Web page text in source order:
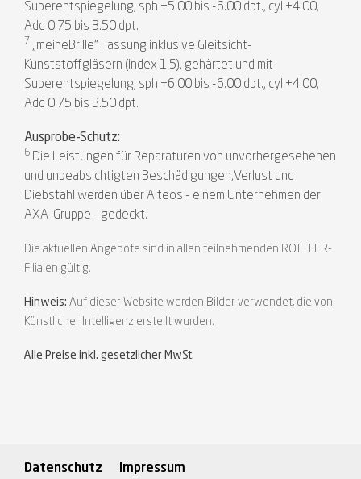
Superentspiegelung, sph +5.00 bis -6.00 dpt., cyl +4.00,
Add 0.75 bis 3.50 dpt.
7 „meineBrille“ Fassung inklusive Gleitsicht-
Kunststoffgläsern (Index 1.5), gehärtet und mit
Superentspiegelung, sph +6.00 bis -6.00 dpt., cyl +4.00,
Add 0.75 bis 3.50 dpt.
Ausprobe-Schutz:
6 Die Leistungen für Reparaturen von unvorhergesehenen
und unbeabsichtigten Beschädigungen,Verlust und
Diebstahl werden über Alteos - einem Unternehmen der
AXA-Gruppe - gedeckt.
Die aktuellen Angebote sind in allen teilnehmenden ROTTLER-
Filialen gültig.
Hinweis: Auf dieser Website werden Bilder verwendet, die von
Künstlicher Intelligenz erstellt wurden.
Alle Preise inkl. gesetzlicher MwSt.
Datenschutz Impressum